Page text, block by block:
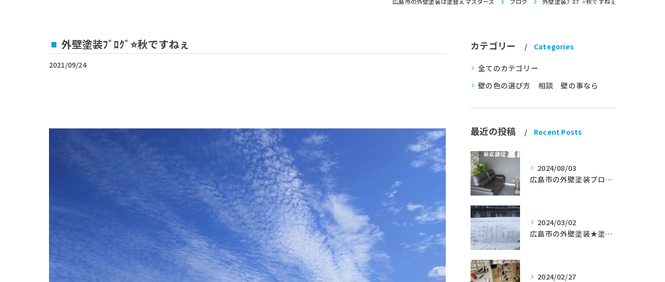
外壁塗装ﾌﾞﾛｸﾞ⭐秋ですねぇ
2021/09/24
カテゴリー Categories
全てのカテゴリー
壁の色の選び方 相談 壁の事なら
最近の投稿 Recent Posts
2024/08/03
広島市の外壁塗装ブログ★室田工業★塗替えマスターズ★外壁リフォーム
2024/03/02
広島市の外壁塗装★塗替えマスターズ★ブログ「初めて家を手入れするのに」
2024/02/27